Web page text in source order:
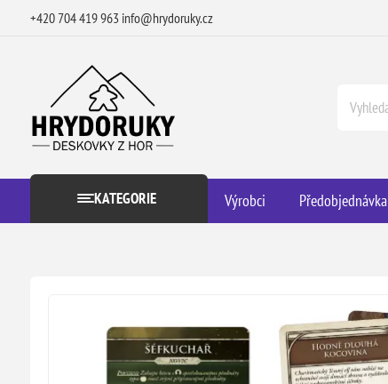
+420 704 419 963 info@hrydoruky.cz
KATEGORIE Výrobci Předobjednávka